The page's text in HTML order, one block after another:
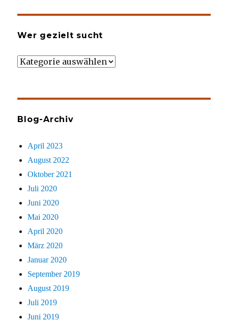
Wer gezielt sucht
Wer
Blog-Archiv
April 2023
August 2022
Oktober 2021
Juli 2020
Juni 2020
Mai 2020
April 2020
März 2020
Januar 2020
September 2019
August 2019
Juli 2019
Juni 2019